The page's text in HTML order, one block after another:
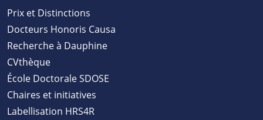
Prix et Distinctions
Docteurs Honoris Causa
Recherche à Dauphine
CVthèque
École Doctorale SDOSE
Chaires et initiatives
Labellisation HRS4R